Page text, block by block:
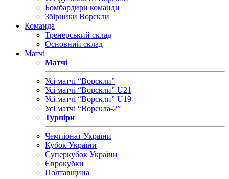
Бомбардири команди
Збірники Ворскли
Команда
Тренерський склад
Основний склад
Матчі
Матчі
Усі матчі “Ворскли”
Усі матчі “Ворскли” U21
Усі матчі “Ворскли” U19
Усі матчі “Ворскла-2”
Турніри
Чемпіонат України
Кубок України
Суперкубок України
Єврокубки
Полтавщина